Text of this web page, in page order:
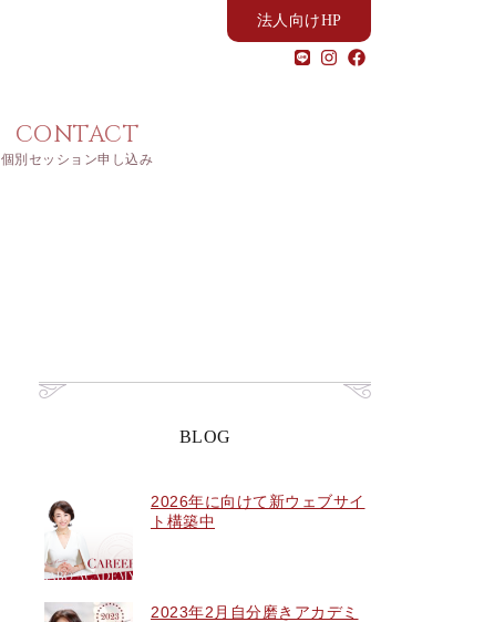
法人向けHP
CONTACT
個別セッション申し込み
BLOG
2026年に向けて新ウェブサイ
ト構築中
2023年2月自分磨きアカデミ